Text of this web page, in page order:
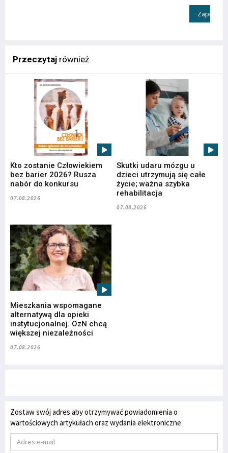
Zapisz
Przeczytaj również
Kto zostanie Człowiekiem
bez barier 2026? Rusza
nabór do konkursu
07.08.2026
Skutki udaru mózgu u
dzieci utrzymują się całe
życie; ważna szybka
rehabilitacja
07.08.2026
Mieszkania wspomagane
alternatywą dla opieki
instytucjonalnej. OzN chcą
większej niezależności
07.08.2026
Zostaw swój adres aby otrzymywać powiadomienia o
wartościowych artykułach oraz wydania elektroniczne